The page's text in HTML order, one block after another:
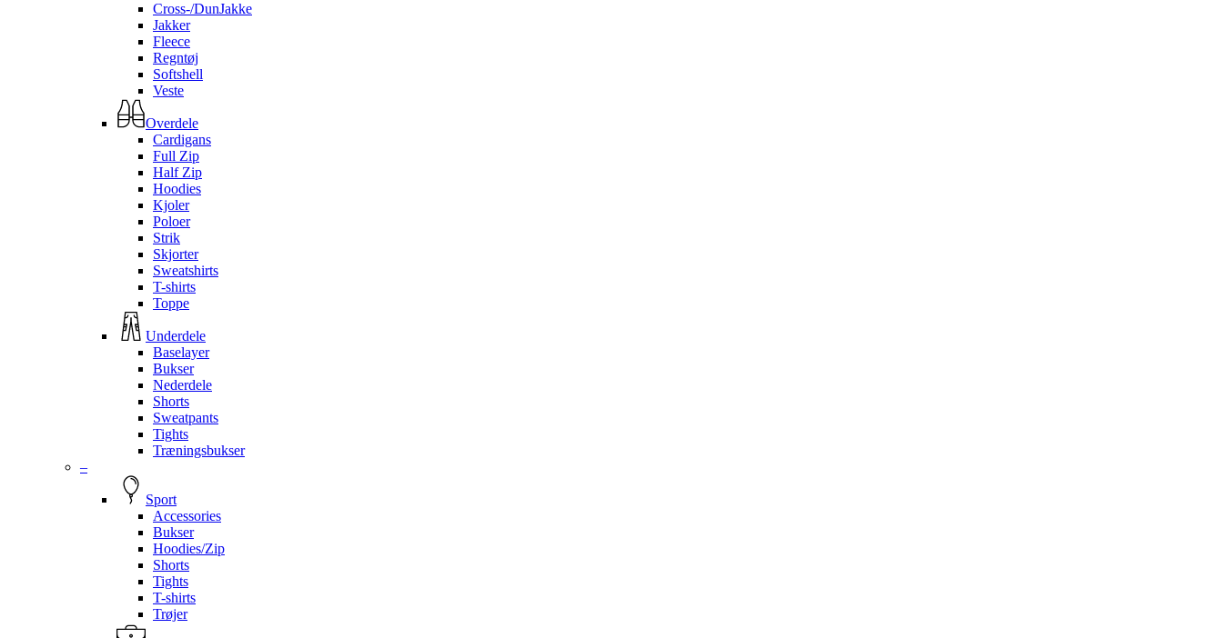
Cross-/DunJakke
Jakker
Fleece
Regntøj
Softshell
Veste
Overdele
Cardigans
Full Zip
Half Zip
Hoodies
Kjoler
Poloer
Strik
Skjorter
Sweatshirts
T-shirts
Toppe
Underdele
Baselayer
Bukser
Nederdele
Shorts
Sweatpants
Tights
Træningsbukser
–
Sport
Accessories
Bukser
Hoodies/Zip
Shorts
Tights
T-shirts
Trøjer